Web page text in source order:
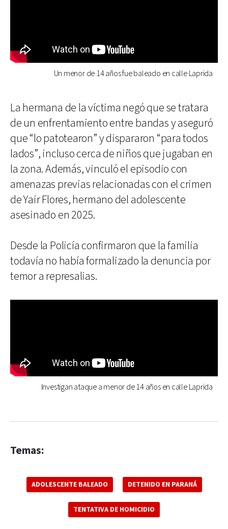
Un menor de 14 años fue baleado en calle Laprida
La hermana de la víctima negó que se tratara
de un enfrentamiento entre bandas y aseguró
que “lo patotearon” y dispararon “para todos
lados”, incluso cerca de niños que jugaban en
la zona. Además, vinculó el episodio con
amenazas previas relacionadas con el crimen
de Yair Flores, hermano del adolescente
asesinado en 2025.
Desde la Policía confirmaron que la familia
todavía no había formalizado la denuncia por
temor a represalias.
Investigan ataque a menor de 14 años en calle Laprida
Temas:
ADOLESCENTE BALEADO DETENIDO EN PARANÁ
TENTATIVA DE HOMICIDIO